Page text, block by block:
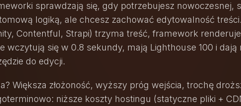
sprawdzają się, gdy potrzebujesz nowoczesnej,
logiką, ale chcesz zachować edytowalność
Contentful, Strapi) trzyma treść, framework
wczytują się w 0.8 sekundy, mają Lighthouse 100 i
do edycji.
Większa złożoność, wyższy próg wejścia, trochę
niższe koszty hostingu (statyczne pliki +